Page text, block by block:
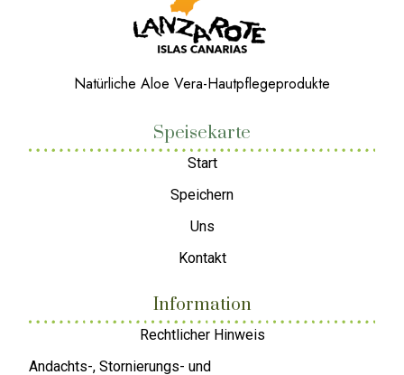
Natürliche Aloe Vera-Hautpflegeprodukte
Speisekarte
Start
Speichern
Uns
Kontakt
Information
Rechtlicher Hinweis
Andachts-, Stornierungs- und